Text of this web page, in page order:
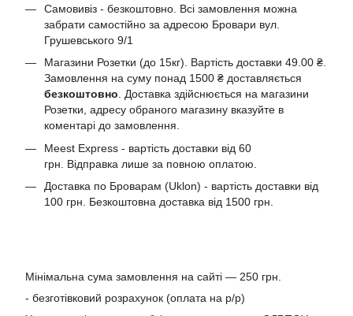
Самовивіз - безкоштовно. Всі замовлення можна
забрати самостійно за адресою Бровари вул.
Грушевського 9/1
Магазини Розетки (до 15кг). Вартість доставки 49.00 ₴.
Замовлення на суму понад 1500 ₴ доставляється
безкоштовно . Доставка здійснюється на магазини
Розетки, адресу обраного магазину вказуйте в
коментарі до замовлення.
Meest Express - вартість доставки від 60
грн. Відправка лише за повною оплатою.
Доставка по Броварам (Uklon) - вартість доставки від
100 грн. Безкоштовна доставка від 1500 грн.
Мінімальна сума замовлення на сайті — 250 грн.
- безготівковий розрахунок (оплата на р/р)